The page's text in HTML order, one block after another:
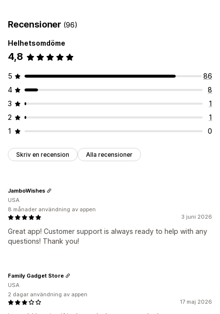
Växlingsdesign
IP-adress Land
Automatisk omdirigering
Lokaliseringsinställningar
Landval Språkväxlare Översättning
Recensioner (96)
Helhetsomdöme
4,8
5
86
4
8
3
1
2
1
1
0
Skriv en recension Alla recensioner
3 juni 2026
Great app! Customer support is always ready to help with any
questions! Thank you!
JamboWishes
USA
8 månader användning av appen
17 maj 2026
Family Gadget Store
USA
2 dagar användning av appen